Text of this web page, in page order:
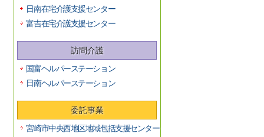
日南在宅介護支援センター
富吉在宅介護支援センター
訪問介護
国富ヘルパーステーション
日南ヘルパーステーション
委託事業
宮崎市中央西地区地域包括支援センター